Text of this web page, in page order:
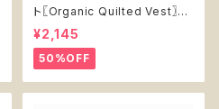
ト〖Organic Quilted Vest〗恐
竜
¥2,145
50%OFF